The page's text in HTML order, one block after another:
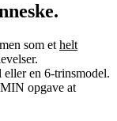
som et helt
en 6-trinsmodel.
opgave at